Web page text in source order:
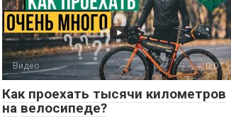
Видео 0
Как проехать тысячи километров
на велосипеде?